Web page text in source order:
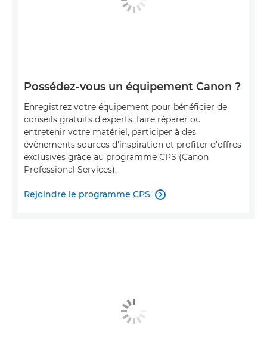
Possédez-vous un équipement Canon ?
Enregistrez votre équipement pour bénéficier de
conseils gratuits d'experts, faire réparer ou
entretenir votre matériel, participer à des
évènements sources d'inspiration et profiter d'offres
exclusives grâce au programme CPS (Canon
Professional Services).
Rejoindre le programme CPS 